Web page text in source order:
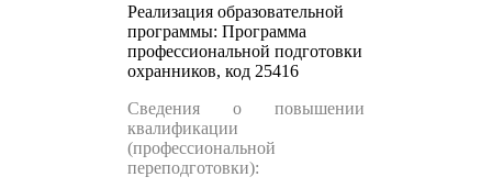
Реализация образовательной
программы: Программа
профессиональной подготовки
охранников, код 25416
Сведения о повышении
квалификации
(профессиональной
переподготовки):